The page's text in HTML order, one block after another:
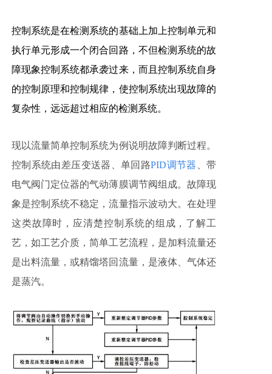
控制系统是在检测系统的基础上加上控制单元和
执行单元形成一个闭合回路，不但检测系统的故
障现象控制系统都承袭过来，而且控制系统自身
的控制原理和控制规律，使控制系统出现故障的
复杂性，远远超过相应的检测系统。
现以流量简单控制系统为例说明故障判断过程。
控制系统由差压变送器、单回路PID调节器
、带
电气阀门定位器的气动薄膜调节阀组成。故障现
象是控制系统不稳定，流量指示波动大。在处理
这类故障时，应清楚控制系统的组成，了解工
艺，如工艺介质，简单工艺流程，是加料流量还
是出料流量，或精馏塔回流量，是液体、气体还
是蒸汽。